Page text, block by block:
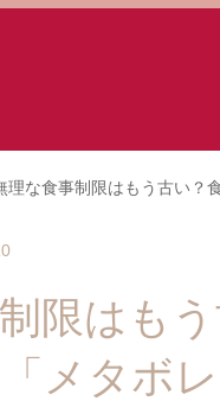
理な食事制限はもう古い？
限はも
メタボ